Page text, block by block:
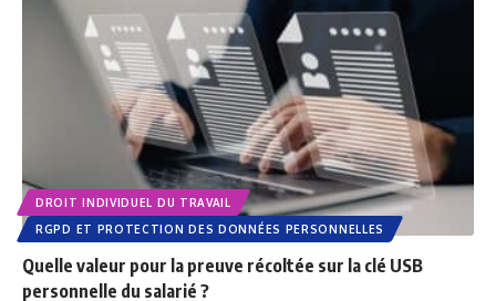
DROIT INDIVIDUEL DU TRAVAIL
RGPD ET PROTECTION DES DONNÉES PERSONNELLES
Quelle valeur pour la preuve récoltée sur la clé USB
personnelle du salarié ?